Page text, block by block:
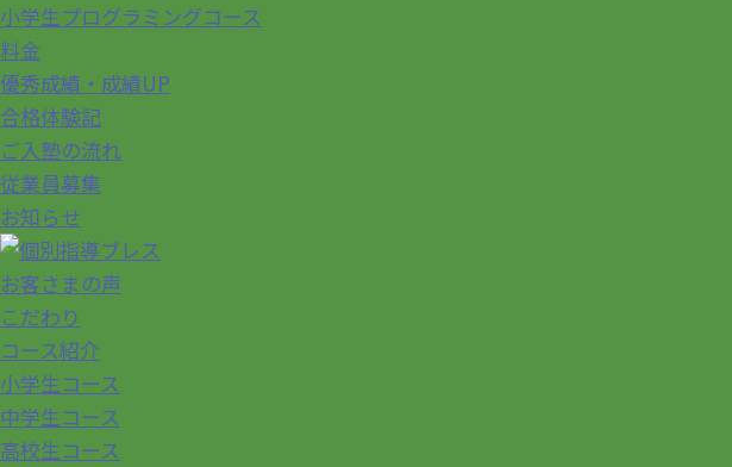
小学生プログラミングコース
料金
優秀成績・成績UP
合格体験記
ご入塾の流れ
従業員募集
お知らせ
お客さまの声
こだわり
コース紹介
小学生コース
中学生コース
高校生コース